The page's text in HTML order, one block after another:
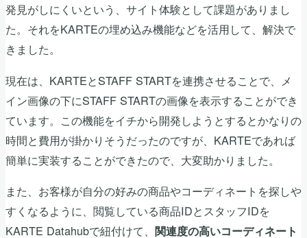
発見がしにくいという、サイト体験として課題がありまし
た。それをKARTEの埋め込み機能などを活用して、解決で
きました。
現在は、KARTEとSTAFF STARTを連携させることで、メ
イン画像の下にSTAFF STARTの画像を表示することができ
ています。この機能をイチから開発しようとするとかなりの
時間と費用が掛かりそうだったのですが、KARTEであれば
簡単に実装することができたので、大変助かりました。
また、お客様が自分の好みの商品やコーディネートを探しや
すくなるように、閲覧している商品IDとスタッフIDを
KARTE Datahubで紐付けて、 関連度の高いコーディネート